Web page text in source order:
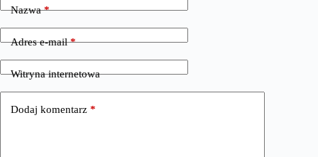
Nazwa*
Adres e-mail*
Witryna internetowa
Dodaj komentarz *